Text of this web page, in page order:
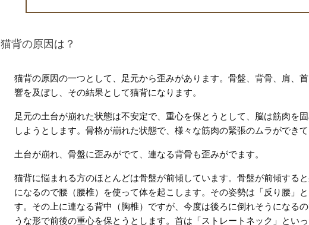
猫背の原因は？
猫背の原因の一つとして、足元から歪みがあります。骨盤、背骨、肩、
響を及ぼし、その結果として猫背になります。
足元の土台が崩れた状態は不安定で、重心を保とうとして、脳は筋肉を
しようとします。骨格が崩れた状態で、様々な筋肉の緊張のムラができて
土台が崩れ、骨盤に歪みがでて、連なる背骨も歪みがでます。
猫背に悩まれる方のほとんどは骨盤が前傾しています。骨盤が前傾する
になるので腰（腰椎）を使って体を起こします。その姿勢は「反り腰」
す。その上に連なる背中（胸椎）ですが、今度は後ろに倒れそうになる
うな形で前後の重心を保とうとします。首は「ストレートネック」とい